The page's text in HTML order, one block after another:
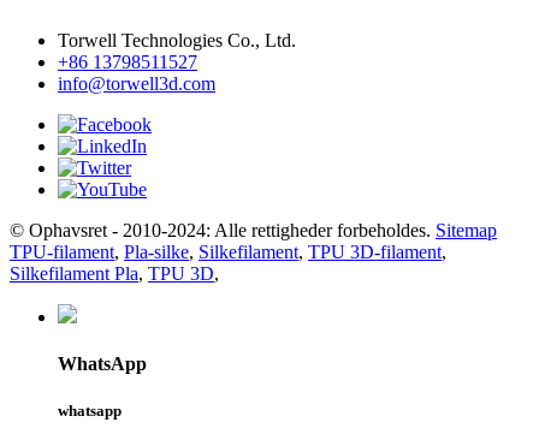
Torwell Technologies Co., Ltd.
+86 13798511527
info@torwell3d.com
© Ophavsret - 2010-2024: Alle rettigheder forbeholdes. Sitemap
TPU-filament, Pla-silke, Silkefilament, TPU 3D-filament,
Silkefilament Pla, TPU 3D,
WhatsApp
whatsapp